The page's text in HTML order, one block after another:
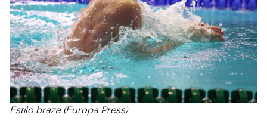
Estilo braza (Europa Press)